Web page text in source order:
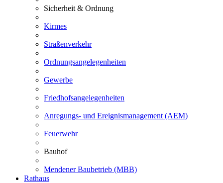
Sicherheit & Ordnung
Kirmes
Straßenverkehr
Ordnungsangelegenheiten
Gewerbe
Friedhofsangelegenheiten
Anregungs- und Ereignismanagement (AEM)
Feuerwehr
Bauhof
Mendener Baubetrieb (MBB)
Rathaus